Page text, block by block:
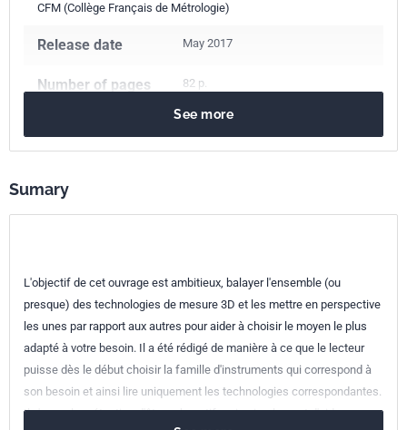
CFM (Collège Français de Métrologie)
Release date May 2017
Number of pages 82 p.
978-2-12-465602-8
ICS Codes
See more
Sumary
L'objectif de cet ouvrage est ambitieux, balayer l'ensemble (ou
presque) des technologies de mesure 3D et les mettre en perspective
les unes par rapport aux autres pour aider à choisir le moyen le plus
adapté à votre besoin. Il a été rédigé de manière à ce que le lecteur
puisse dès le début choisir la famille d'instruments qui correspond à
son besoin et ainsi lire uniquement les technologies correspondantes.
Il n'a pas la prétention d'être exhaustif mais simplement d'aider, au